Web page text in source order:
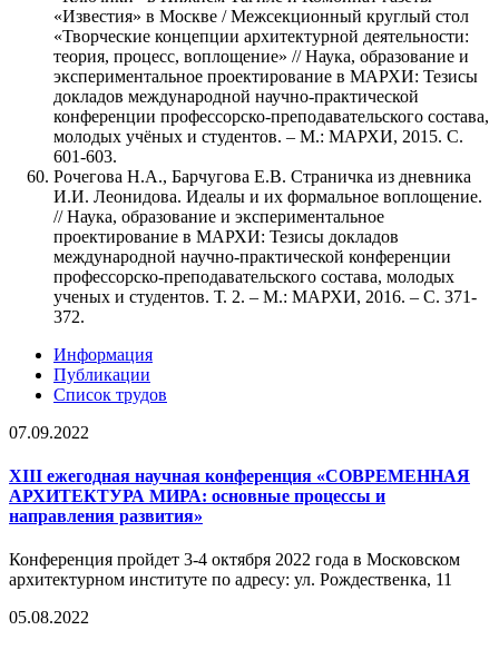
«Известия» в Москве / Межсекционный круглый стол
«Творческие концепции архитектурной деятельности:
теория, процесс, воплощение» // Наука, образование и
экспериментальное проектирование в МАРХИ: Тезисы
докладов международной научно-практической
конференции профессорско-преподавательского состава,
молодых учёных и студентов. – М.: МАРХИ, 2015. С.
601-603.
Рочегова Н.А., Барчугова Е.В. Страничка из дневника
И.И. Леонидова. Идеалы и их формальное воплощение.
// Наука, образование и экспериментальное
проектирование в МАРХИ: Тезисы докладов
международной научно-практической конференции
профессорско-преподавательского состава, молодых
ученых и студентов. Т. 2. – М.: МАРХИ, 2016. – С. 371-
372.
Информация
Публикации
Список трудов
07.09.2022
XIII ежегодная научная конференция «СОВРЕМЕННАЯ
АРХИТЕКТУРА МИРА: основные процессы и
направления развития»
Конференция пройдет 3-4 октября 2022 года в Московском
архитектурном институте по адресу: ул. Рождественка, 11
05.08.2022